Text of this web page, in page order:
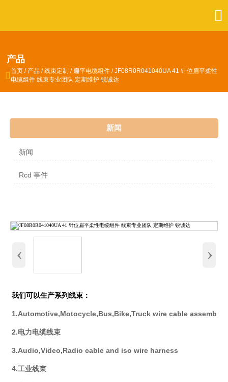

产品
 首页 / 产品 /线束定制 / 扁平电缆组件 /JF08R0R041040UA 41 针位扁平柔性
电缆组件 线束专业团队 定期维护 锐诚达
新闻
新闻
Rcd 事件
‹ ›
我们可以生产系列线束：
1.Automotive,Motocycle,Bus,Bike,Truck wire cable assembly
2.电力电缆线束
3.Audio,Video,Radio cable and iso wire harness
4.工业线束